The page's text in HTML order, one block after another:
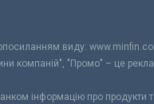
виду:
компаній", "Промо" – це
інформацію про